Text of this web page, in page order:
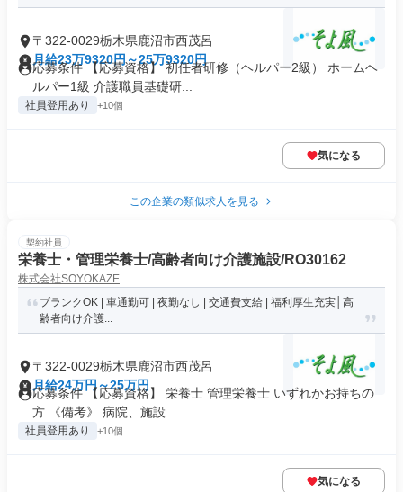
〒322-0029栃木県鹿沼市西茂呂
月給23万9320円～25万9320円
応募条件 【応募資格】 初任者研修（ヘルパー2級） ホームヘ
ルパー1級 介護職員基礎研...
社員登用あり +10個
気になる
この企業の類似求人を見る
契約社員
栄養士・管理栄養士/高齢者向け介護施設/RO30162
株式会社SOYOKAZE
ブランクOK | 車通勤可 | 夜勤なし | 交通費支給 | 福利厚生充実│高
齢者向け介護...
〒322-0029栃木県鹿沼市西茂呂
月給24万円～25万円
応募条件 【応募資格】 栄養士 管理栄養士 いずれかお持ちの
方 《備考》 病院、施設...
社員登用あり +10個
気になる